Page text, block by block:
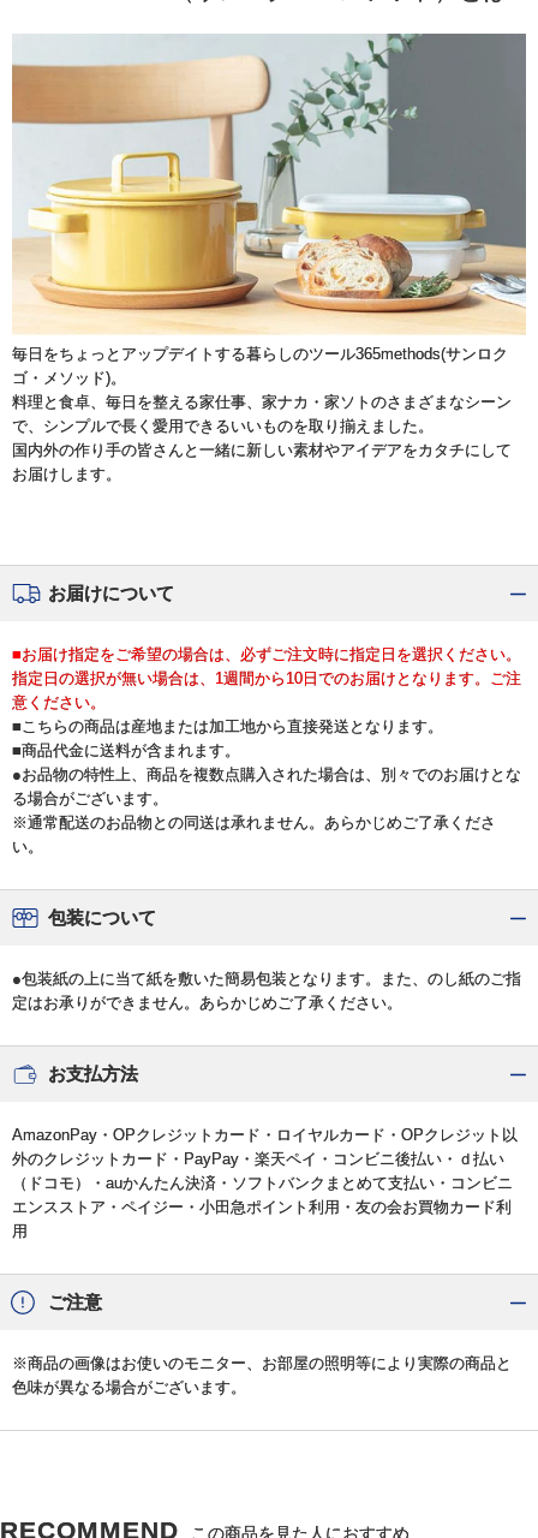
毎日をちょっとアップデイトする暮らしのツール365methods(サンロク
ゴ・メソッド)。
料理と食卓、毎日を整える家仕事、家ナカ・家ソトのさまざまなシーン
で、シンプルで長く愛用できるいいものを取り揃えました。
国内外の作り手の皆さんと一緒に新しい素材やアイデアをカタチにして
お届けします。
お届けについて
■お届け指定をご希望の場合は、必ずご注文時に指定日を選択ください。
指定日の選択が無い場合は、1週間から10日でのお届けとなります。ご注
意ください。
■こちらの商品は産地または加工地から直接発送となります。
■商品代金に送料が含まれます。
●お品物の特性上、商品を複数点購入された場合は、別々でのお届けとな
る場合がございます。
※通常配送のお品物との同送は承れません。あらかじめご了承くださ
い。
包装について
●包装紙の上に当て紙を敷いた簡易包装となります。また、のし紙のご指
定はお承りができません。あらかじめご了承ください。
お支払方法
AmazonPay・OPクレジットカード・ロイヤルカード・OPクレジット以
外のクレジットカード・PayPay・楽天ペイ・コンビニ後払い・ｄ払い
（ドコモ）・auかんたん決済・ソフトバンクまとめて支払い・コンビニ
エンスストア・ペイジー・小田急ポイント利用・友の会お買物カード利
用
ご注意
※商品の画像はお使いのモニター、お部屋の照明等により実際の商品と
色味が異なる場合がございます。
RECOMMEND この商品を見た人におすすめ